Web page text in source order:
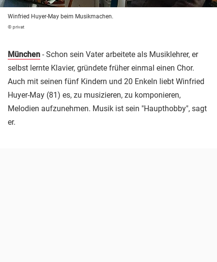
Winfried Huyer-May beim Musikmachen.
© privat
München - Schon sein Vater arbeitete als Musiklehrer, er
selbst lernte Klavier, gründete früher einmal einen Chor.
Auch mit seinen fünf Kindern und 20 Enkeln liebt Winfried
Huyer-May (81) es, zu musizieren, zu komponieren,
Melodien aufzunehmen. Musik ist sein "Haupthobby", sagt
er.